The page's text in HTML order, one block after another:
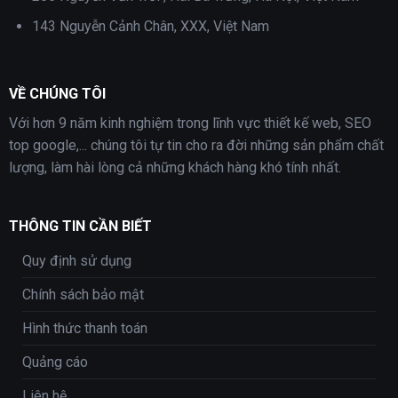
143 Nguyễn Cảnh Chân, XXX, Việt Nam
VỀ CHÚNG TÔI
Với hơn 9 năm kinh nghiệm trong lĩnh vực thiết kế web, SEO
top google,... chúng tôi tự tin cho ra đời những sản phẩm chất
lượng, làm hài lòng cả những khách hàng khó tính nhất.
THÔNG TIN CẦN BIẾT
Quy định sử dụng
Chính sách bảo mật
Hình thức thanh toán
Quảng cáo